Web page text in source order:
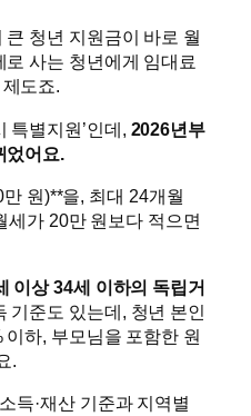
청년 지원금이 바로 월
사는 청년에게 임대료
도죠.
특별지원’인데, 2026년부
었어요.
원)**을, 최대 24개월
세가 20만 원보다 적으면
이상 34세 이하의 독립거
기준도 있는데, 청년 본인
하, 부모님을 포함한 원
.
득·재산 기준과 지역별